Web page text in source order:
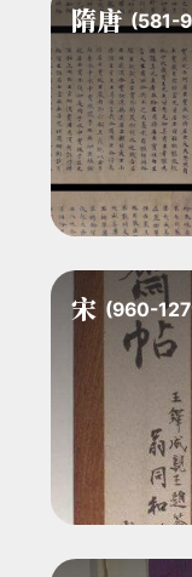
隋唐 (581-
宋 (960-